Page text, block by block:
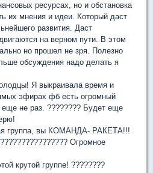
ресурсах, но и обстановка
их мнения и идеи. Который даст
развития. Даст
на верном пути. В этом
но прошел не зря. Полезно
обсуждения надо делать я
Я выкраивала время и
эфирах фб есть огромный
не раз. ???????? Будет еще
группа, вы КОМАНДА- РАКЕТА!!!
Огромное
крутой группе! ????????